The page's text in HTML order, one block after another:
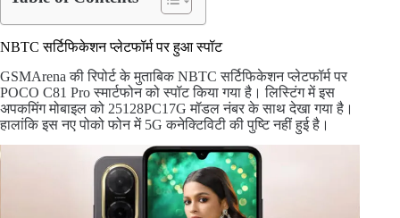
NBTC सर्टिफिकेशन प्लेटफॉर्म पर हुआ स्पॉट
GSMArena की रिपोर्ट के मुताबिक NBTC सर्टिफिकेशन प्लेटफॉर्म पर
POCO C81 Pro स्मार्टफोन को स्पॉट किया गया है। लिस्टिंग में इस
अपकमिंग मोबाइल को 25128PC17G मॉडल नंबर के साथ देखा गया है।
हालांकि इस नए पोको फोन में 5G कनेक्टिविटी की पुष्टि नहीं हुई है।